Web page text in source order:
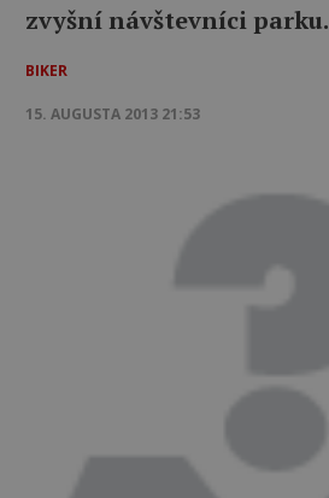
zvyšní návštevníci parku.
BIKER
15. AUGUSTA 2013 21:53